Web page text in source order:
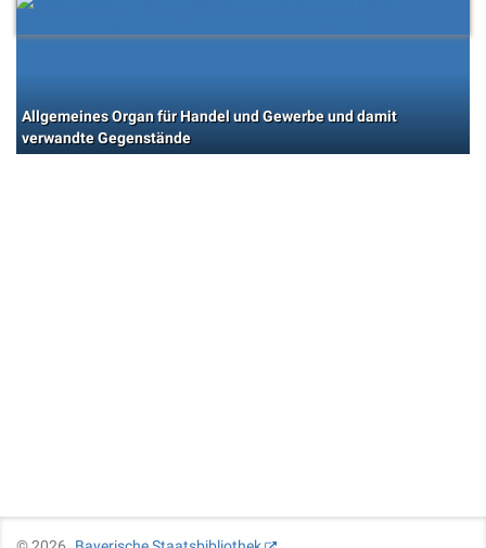
Allgemeines Organ für Handel und Gewerbe und damit
verwandte Gegenstände